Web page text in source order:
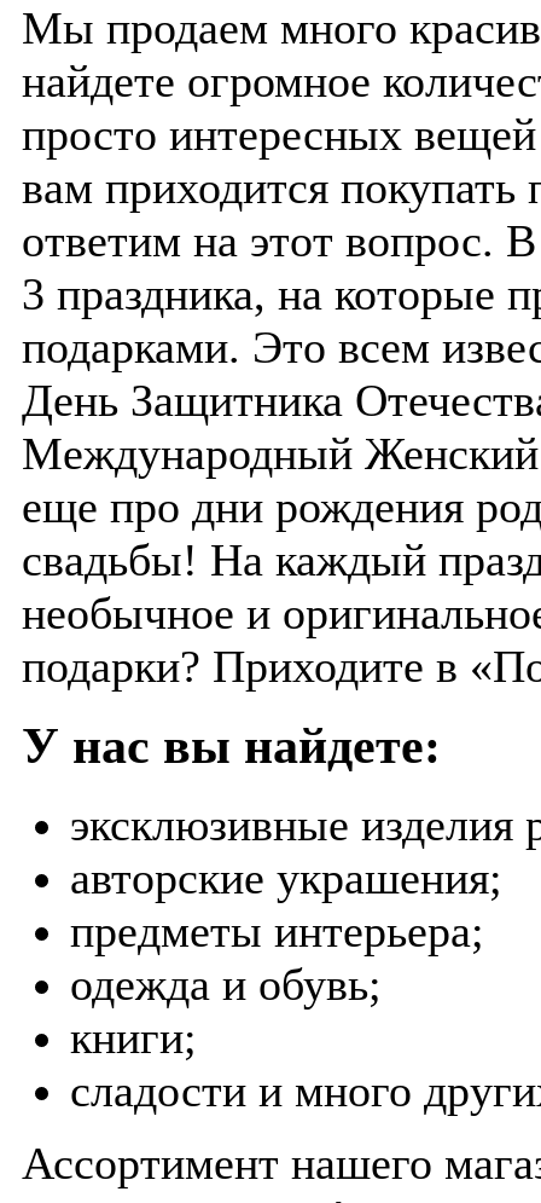
Мы продаем много
найдете огромное
просто интересных
вам приходится покупать
ответим на этот вопрос.
3 праздника, на которые
подарками. Это всем
День Защитника
Международный
еще про дни рождения
свадьбы! На каждый
необычное и
подарки? Приходите в
У нас вы найдете:
эксклюзивные изделия
авторские украшения;
предметы интерьера;
одежда и обувь;
книги;
сладости и много
Ассортимент нашего